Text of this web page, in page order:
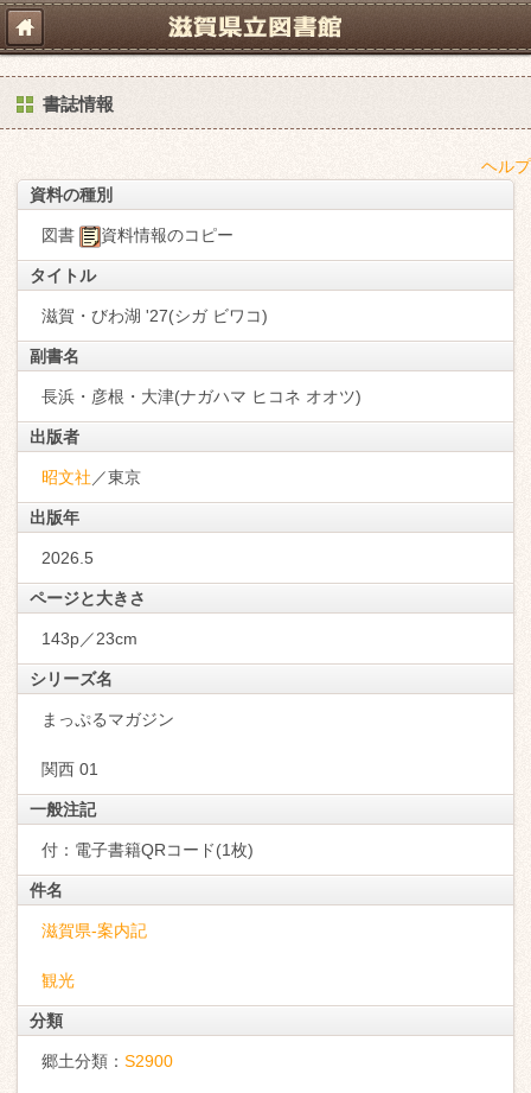
書誌情報
ヘルプ
資料の種別
図書 資料情報のコピー
タイトル
滋賀・びわ湖 '27(シガ ビワコ)
副書名
長浜・彦根・大津(ナガハマ ヒコネ オオツ)
出版者
昭文社 ／東京
出版年
2026.5
ページと大きさ
143p／23cm
シリーズ名
まっぷるマガジン
関西 01
一般注記
付：電子書籍QRコード(1枚)
件名
滋賀県-案内記
観光
分類
郷土分類： S2900